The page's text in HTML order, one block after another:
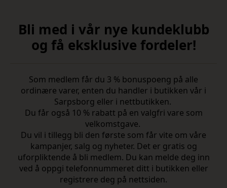
Bli med i vår nye kundeklubb
og få eksklusive fordeler!
Som medlem får du 3 % bonuspoeng på alle
ordinære varer, enten du handler i butikken vår i
Sarpsborg eller i nettbutikken.
Du får også 10 % rabatt på en valgfri vare som
velkomstgave.
Du vil i tillegg bli den første som får vite om våre
kampanjer, salg og nyheter. Det er gratis og
uforpliktende å bli medlem. Du kan melde deg inn
ved å oppgi telefonnummeret ditt i butikken eller
registrere deg på nettsiden.